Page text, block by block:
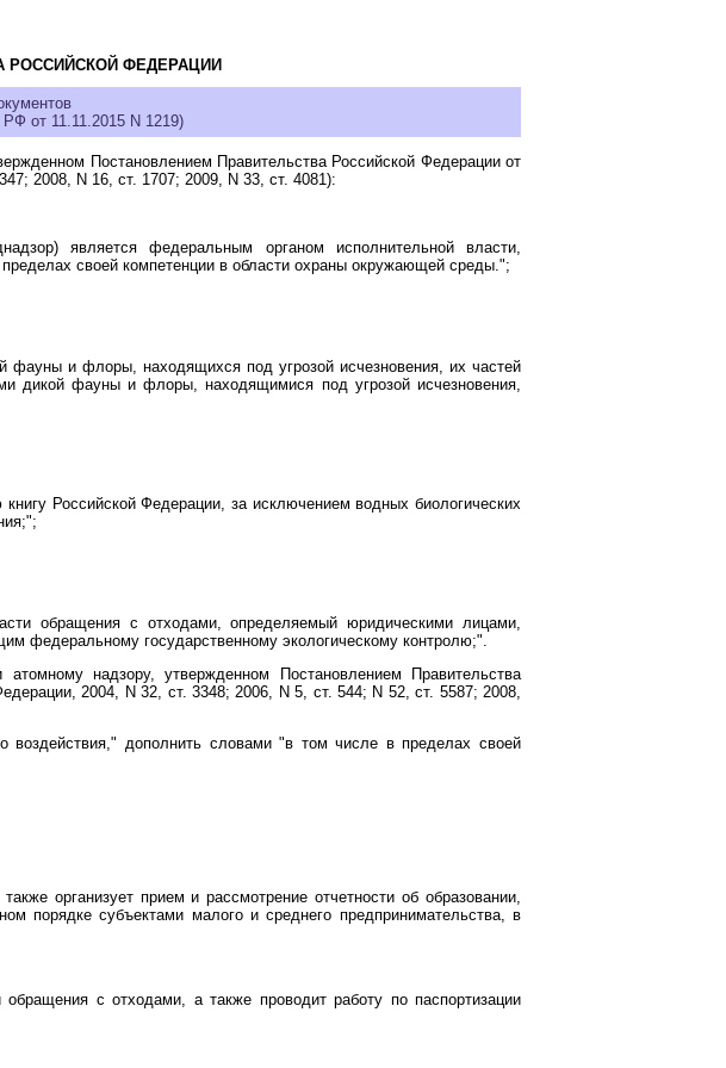
РОССИЙСКОЙ ФЕДЕРАЦИИ
РФ от 11.11.2015 N 1219)
Постановлением Правительства Российской Федерации от
2008, N 16, ст. 1707; 2009, N 33, ст. 4081):
является федеральным органом исполнительной власти,
своей компетенции в области охраны окружающей среды.";
и флоры, находящихся под угрозой исчезновения, их частей
дикой фауны и флоры, находящимися под угрозой исчезновения,
Российской Федерации, за исключением водных биологических
обращения с отходами, определяемый юридическими лицами,
федеральному государственному экологическому контролю;".
надзору, утвержденном Постановлением Правительства
2004, N 32, ст. 3348; 2006, N 5, ст. 544; N 52, ст. 5587; 2008,
воздействия," дополнить словами "в том числе в пределах своей
организует прием и рассмотрение отчетности об образовании,
порядке субъектами малого и среднего предпринимательства, в
с отходами, а также проводит работу по паспортизации